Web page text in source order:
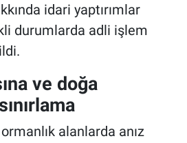
idari yaptırımlar
durumlarda adli işlem
ve doğa
alanlarda anız